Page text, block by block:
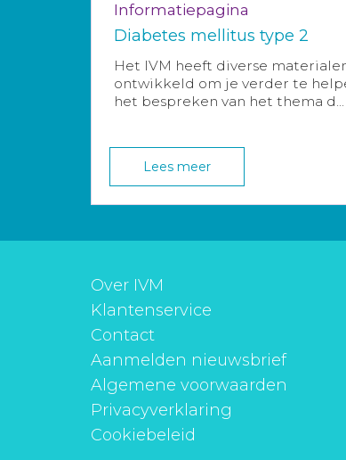
Informatiepagina
Diabetes mellitus type 2
Het IVM heeft diverse
ontwikkeld om je verder te
het bespreken van het thema d...
Lees meer
Over IVM
Klantenservice
Contact
Aanmelden nieuwsbrief
Algemene voorwaarden
Privacyverklaring
Cookiebeleid